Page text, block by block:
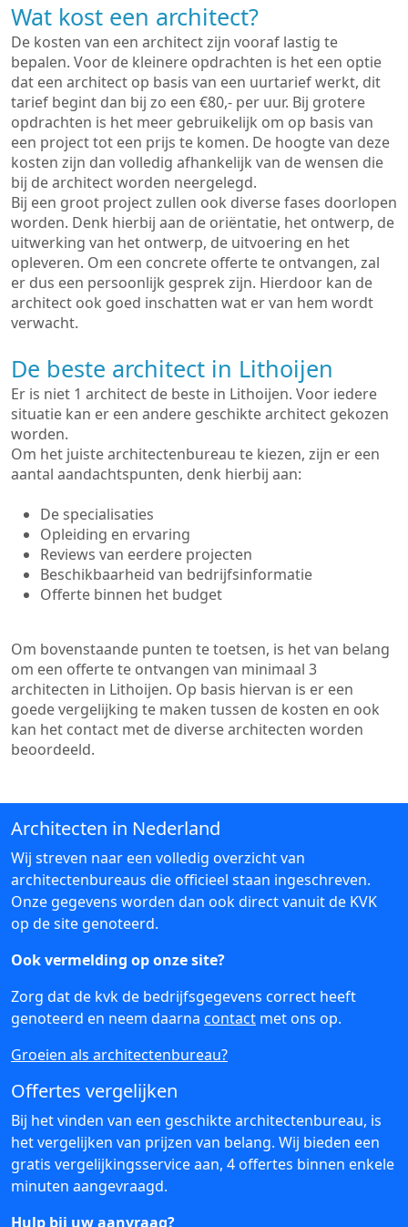
Wat kost een architect?
De kosten van een architect zijn vooraf lastig te
bepalen. Voor de kleinere opdrachten is het een optie
dat een architect op basis van een uurtarief werkt, dit
tarief begint dan bij zo een €80,- per uur. Bij grotere
opdrachten is het meer gebruikelijk om op basis van
een project tot een prijs te komen. De hoogte van deze
kosten zijn dan volledig afhankelijk van de wensen die
bij de architect worden neergelegd.
Bij een groot project zullen ook diverse fases doorlopen
worden. Denk hierbij aan de oriëntatie, het ontwerp, de
uitwerking van het ontwerp, de uitvoering en het
opleveren. Om een concrete offerte te ontvangen, zal
er dus een persoonlijk gesprek zijn. Hierdoor kan de
architect ook goed inschatten wat er van hem wordt
verwacht.
De beste architect in Lithoijen
Er is niet 1 architect de beste in Lithoijen. Voor iedere
situatie kan er een andere geschikte architect gekozen
worden.
Om het juiste architectenbureau te kiezen, zijn er een
aantal aandachtspunten, denk hierbij aan:
De specialisaties
Opleiding en ervaring
Reviews van eerdere projecten
Beschikbaarheid van bedrijfsinformatie
Offerte binnen het budget
Om bovenstaande punten te toetsen, is het van belang
om een offerte te ontvangen van minimaal 3
architecten in Lithoijen. Op basis hiervan is er een
goede vergelijking te maken tussen de kosten en ook
kan het contact met de diverse architecten worden
beoordeeld.
Architecten in Nederland
Wij streven naar een volledig overzicht van
architectenbureaus die officieel staan ingeschreven.
Onze gegevens worden dan ook direct vanuit de KVK
op de site genoteerd.
Ook vermelding op onze site?
Zorg dat de kvk de bedrijfsgegevens correct heeft
genoteerd en neem daarna contact met ons op.
Groeien als architectenbureau?
Offertes vergelijken
Bij het vinden van een geschikte architectenbureau, is
het vergelijken van prijzen van belang. Wij bieden een
gratis vergelijkingsservice aan, 4 offertes binnen enkele
minuten aangevraagd.
Hulp bij uw aanvraag?